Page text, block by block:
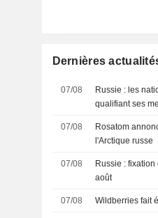
Dernières
07/08
Russie : les
qualifiant ses
07/08
Rosatom
l'Arctique russe
07/08
Russie :
août
07/08 Wildberries fait